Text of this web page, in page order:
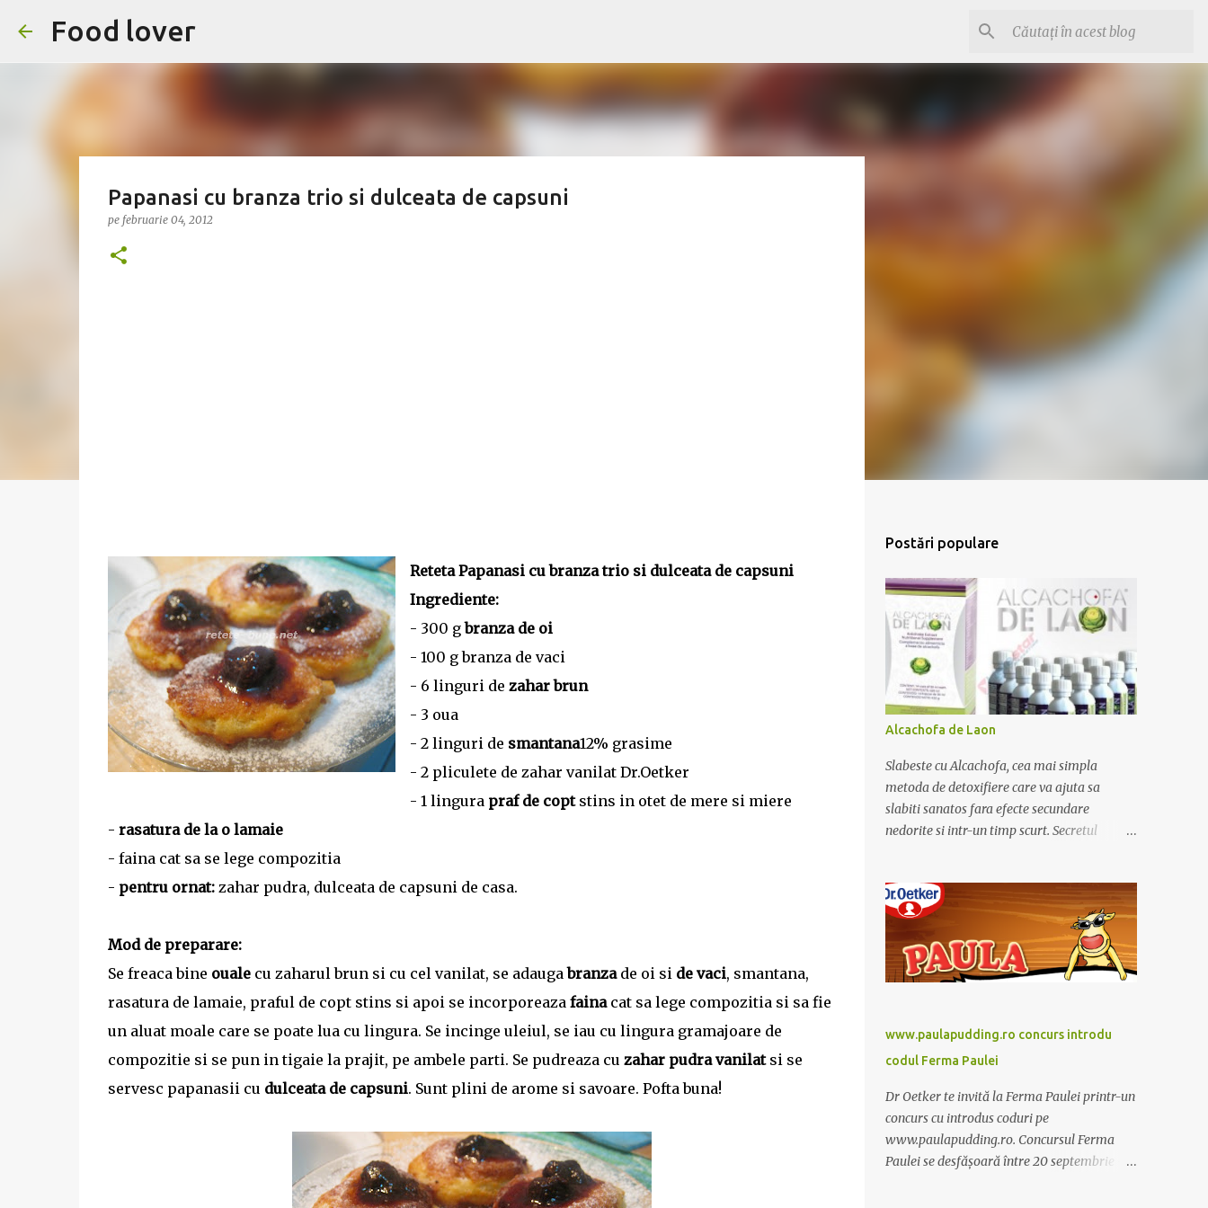
Food lover
Papanasi cu branza trio si dulceata de capsuni
pe februarie 04, 2012
Reteta Papanasi cu branza trio si dulceata de capsuni
Ingrediente:
- 300 gbranza de oi
- 100 g branza de vaci
- 6 linguri de zahar brun
- 3 oua
- 2 linguri de smantana12% grasime
- 2 pliculete de zahar vanilat Dr.Oetker
- 1 lingura praf de coptstins in otet de mere si miere
- rasatura de la o lamaie
- faina cat sa se lege compozitia
- pentru ornat:zahar pudra, dulceata de capsuni de casa.
Mod de preparare:
Se freaca bine oualecu zaharul brun si cu cel vanilat, se adaugabranzade oi si de vaci, smantana,
rasatura de lamaie, praful de copt stins si apoi se incorporeaza fainacat sa lege compozitia si sa fie
un aluat moale care se poate lua cu lingura. Se incinge uleiul, se iau cu lingura gramajoare de
compozitie si se pun in tigaie la prajit, pe ambele parti. Se pudreaza cu zahar pudra vanilatsi se
servesc papanasii cu dulceata de capsuni. Sunt plini de arome si savoare. Pofta buna!
Postări populare
Alcachofa de Laon
Slabeste cu Alcachofa, cea mai simpla
metoda de detoxifiere care va ajuta sa
slabiti sanatos fara efecte secundare
nedorite si intr-un timp scurt. Secretul
trebuie sa folositi o dieta anume iar
Alcachofa se administreaza usor, cate o
sticluta pe zi. Cutia de Alcachofa contine 14
sticlute. Pret 189 lei.
www.paulapudding.ro concurs introdu
codul Ferma Paulei
Dr Oetker te invită la Ferma Paulei printr-un
concurs cu introdus coduri pe
www.paulapudding.ro. Concursul Ferma
Paulei se desfășoară între 20 septembrie -